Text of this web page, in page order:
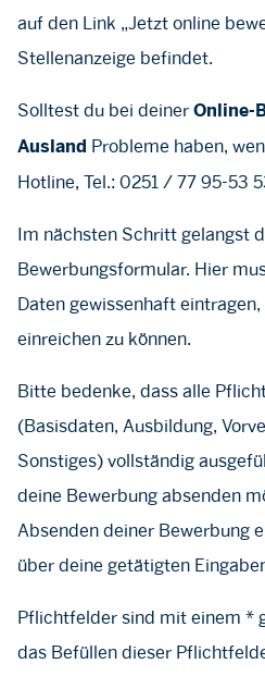
auf den Link „Jetzt online
Stellenanzeige befindet.
Solltest du bei deiner Online-
Ausland Probleme haben,
Hotline, Tel.: 0251 / 77 95-53
Im nächsten Schritt gelangst
Bewerbungsformular. Hier
Daten gewissenhaft
einreichen zu können.
Bitte bedenke, dass alle
(Basisdaten, Ausbildung,
Sonstiges) vollständig
deine Bewerbung absenden
Absenden deiner Bewerbung
über deine getätigten
Pflichtfelder sind mit einem *
das Befüllen dieser